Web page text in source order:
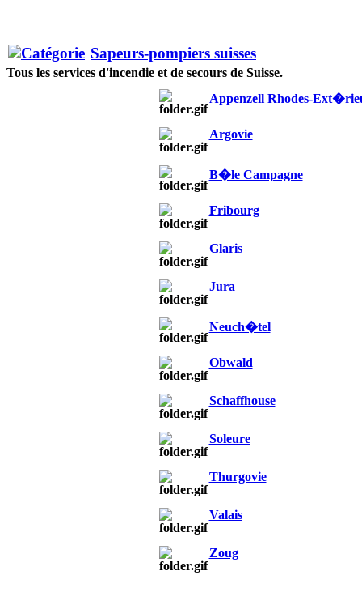
Sapeurs-pompiers suisses
Tous les services d'incendie et de secours de Suisse.
Appenzell Rhodes-
Argovie
B�le Campagne
Fribourg
Glaris
Jura
Neuch�tel
Obwald
Schaffhouse
Soleure
Thurgovie
Valais
Zoug